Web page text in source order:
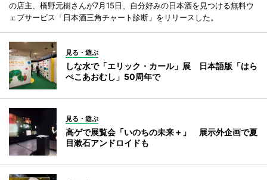
の店主、橋野元樹さんが7月15日、自分好みの日本酒を見つける無料ウ
ェブサービス「日本酒三角チャート診断」をリリースした。
見る・遊ぶ
しな水で「エリック・カール」展 日本語版「はら
ぺこあおむし」50周年で
見る・遊ぶ
高ゲで展覧会「いのちの未来＋」 展示外企画で夏
目漱石アンドロイドも